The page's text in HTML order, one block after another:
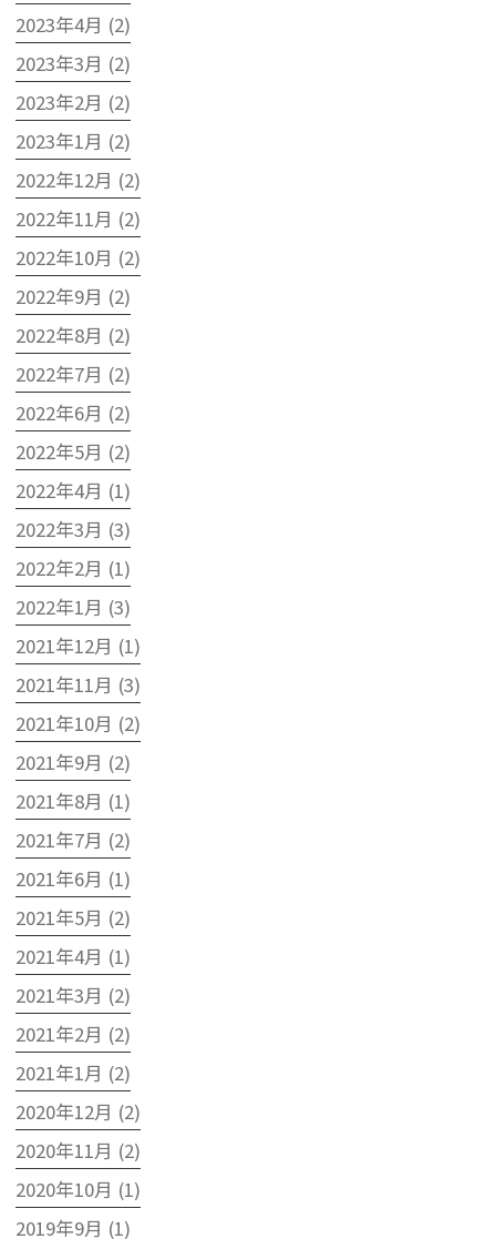
2023年4月 (2)
2023年3月 (2)
2023年2月 (2)
2023年1月 (2)
2022年12月 (2)
2022年11月 (2)
2022年10月 (2)
2022年9月 (2)
2022年8月 (2)
2022年7月 (2)
2022年6月 (2)
2022年5月 (2)
2022年4月 (1)
2022年3月 (3)
2022年2月 (1)
2022年1月 (3)
2021年12月 (1)
2021年11月 (3)
2021年10月 (2)
2021年9月 (2)
2021年8月 (1)
2021年7月 (2)
2021年6月 (1)
2021年5月 (2)
2021年4月 (1)
2021年3月 (2)
2021年2月 (2)
2021年1月 (2)
2020年12月 (2)
2020年11月 (2)
2020年10月 (1)
2019年9月 (1)